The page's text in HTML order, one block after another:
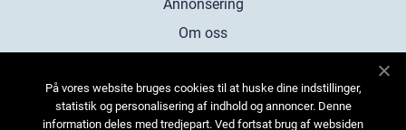
Annonsering
Om oss
Kontakta oss
Sitemap
På vores website bruges cookies til at huske dine indstillinger,
statistik og personalisering af indhold og annoncer. Denne
information deles med tredjepart. Ved fortsat brug af websiden